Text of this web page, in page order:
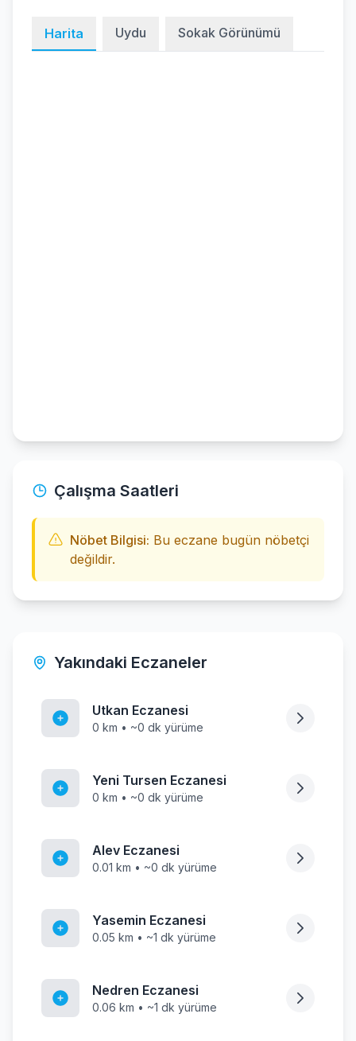
Harita Uydu Sokak Görünümü
Çalışma Saatleri
Nöbet Bilgisi: Bu eczane bugün nöbetçi
değildir.
Yakındaki Eczaneler
Utkan Eczanesi
0 km • ~0 dk yürüme
Yeni Tursen Eczanesi
0 km • ~0 dk yürüme
Alev Eczanesi
0.01 km • ~0 dk yürüme
Yasemin Eczanesi
0.05 km • ~1 dk yürüme
Nedren Eczanesi
0.06 km • ~1 dk yürüme